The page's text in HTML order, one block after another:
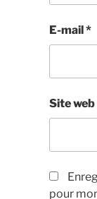
E-mail*
Site web
pour